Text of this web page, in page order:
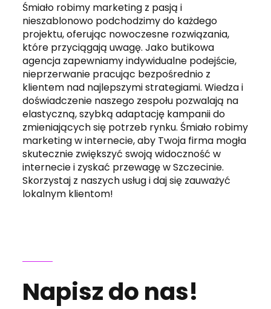
Śmiało robimy marketing z pasją i
nieszablonowo podchodzimy do każdego
projektu, oferując nowoczesne rozwiązania,
które przyciągają uwagę. Jako butikowa
agencja zapewniamy indywidualne podejście,
nieprzerwanie pracując bezpośrednio z
klientem nad najlepszymi strategiami. Wiedza i
doświadczenie naszego zespołu pozwalają na
elastyczną, szybką adaptację kampanii do
zmieniających się potrzeb rynku. Śmiało robimy
marketing w internecie, aby Twoja firma mogła
skutecznie zwiększyć swoją widoczność w
internecie i zyskać przewagę w Szczecinie.
Skorzystaj z naszych usług i daj się zauważyć
lokalnym klientom!
Napisz do nas!